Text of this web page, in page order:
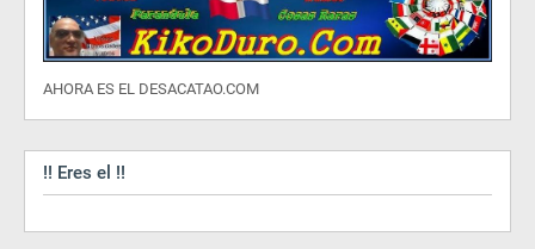
AHORA ES EL DESACATAO.COM
!! Eres el !!